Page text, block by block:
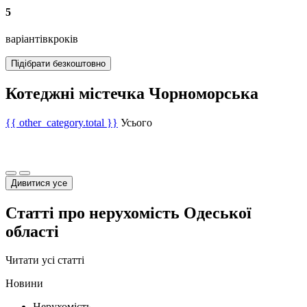
5
варіантівкроків
Підібрати безкоштовно
Котеджні містечка Чорноморська
{{ other_category.total }} Усього
Дивитися усе
Статті про нерухомість Одеської
області
Читати усі статті
Новини